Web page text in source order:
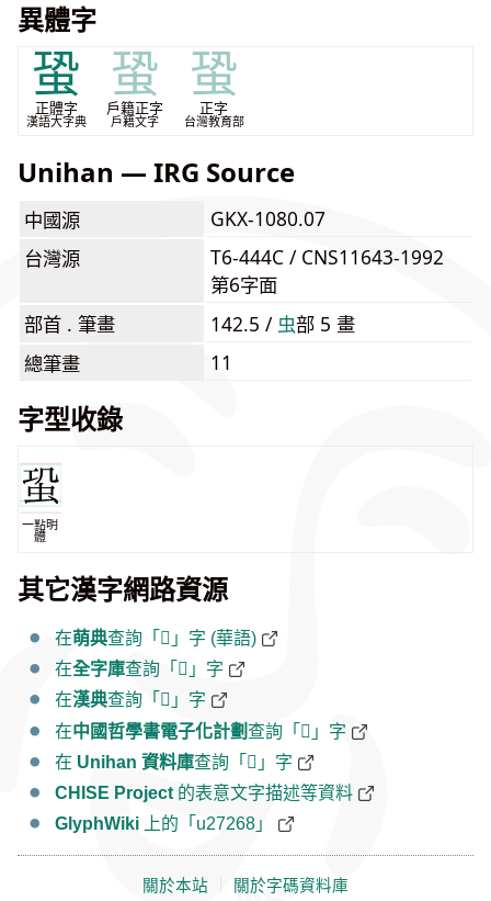
異體字
蛩
正體字
漢語大字典
蛩
戶籍正字
戶籍文字
蛩
正字
台灣教育部
Unihan — IRG Source
中國源
GKX-1080.07
台灣源
T6-444C / CNS11643-1992
第6字面
部首 . 筆畫
142.5 / ⾍部 5 畫
總筆畫
11
字型收錄
一點明
體
其它漢字網路資源
在萌典查詢「𧉨」字 (華語)
在全字庫查詢「𧉨」字
在漢典查詢「𧉨」字
在中國哲學書電子化計劃查詢「𧉨」字
在 Unihan 資料庫查詢「𧉨」字
CHISE Project 的表意文字描述等資料
GlyphWiki 上的「u27268」
關於本站 關於字碼資料庫